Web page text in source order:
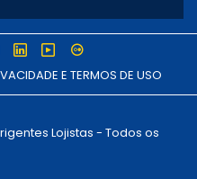
E TERMOS DE USO
Lojistas - Todos os